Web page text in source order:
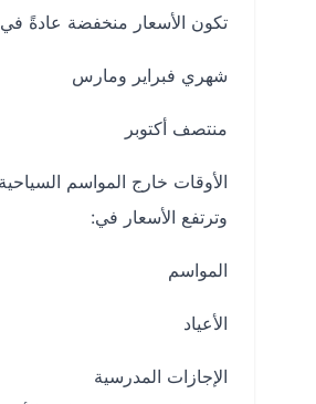
تكون الأسعار منخفضة عادةً
شهري فبراير ومارس
منتصف أكتوبر
الأوقات خارج المواسم السياحية
وترتفع الأسعار في:
المواسم
الأعياد
الإجازات المدرسية